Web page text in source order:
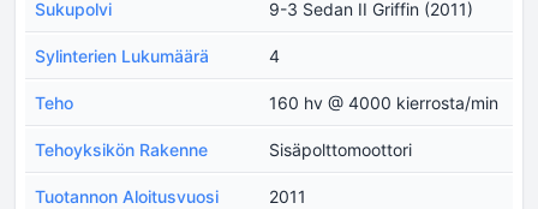
Sukupolvi 9-3 Sedan II Griffin (2011)
Sylinterien Lukumäärä 4
Teho 160 hv @ 4000 kierrosta/min
Tehoyksikön Rakenne Sisäpolttomoottori
Tuotannon Aloitusvuosi 2011